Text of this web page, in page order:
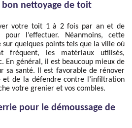
bon nettoyage de toit
votre toit 1 à 2 fois par an et de
pour l’effectuer. Néanmoins, cette
quelques points tels que la ville où
fréquent, les matériaux utilisés,
En général, il est beaucoup mieux de
sa santé. Il est favorable de rénover
de la défendre contre l’infiltration
votre grenier et vos combles.
pour le démoussage de